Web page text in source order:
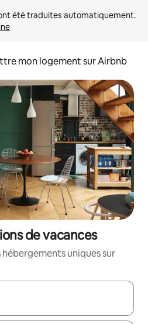
mon logement sur Airbnb
de vacances
uniques sur
utilisez les flèches vers le